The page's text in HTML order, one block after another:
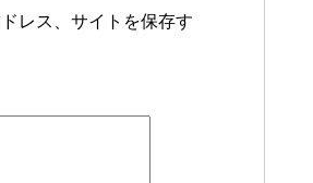
レス、サイトを保存す